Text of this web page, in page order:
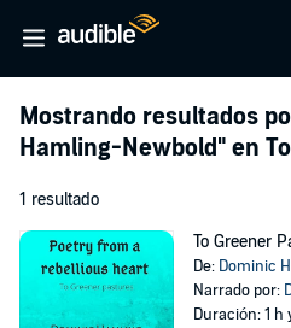
Mostrando resultados
Hamling-Newbold" en
1 resultado
To Greener
De: Dominic
Narrado por:
Duración: 1 h